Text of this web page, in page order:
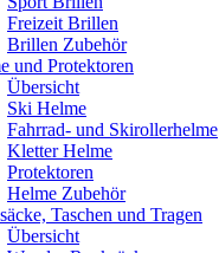
Freizeit Brillen
Brillen Zubehör
und Protektoren
Übersicht
Ski Helme
Fahrrad- und Skirollerhelme
Kletter Helme
Protektoren
Helme Zubehör
Taschen und Tragen
Übersicht